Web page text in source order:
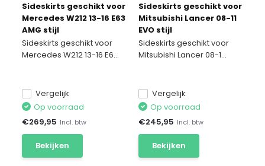
Sideskirts geschikt voor
Mercedes W212 13-16 E63
AMG stijl
Sideskirts geschikt voor
Mercedes W212 13-16 E6...
Vergelijk
Op voorraad
€269,95 Incl. btw
Bekijken
Sideskirts geschikt voor
Mitsubishi Lancer 08-11
EVO stijl
Sideskirts geschikt voor
Mitsubishi Lancer 08-1...
Vergelijk
Op voorraad
€245,95 Incl. btw
Bekijken